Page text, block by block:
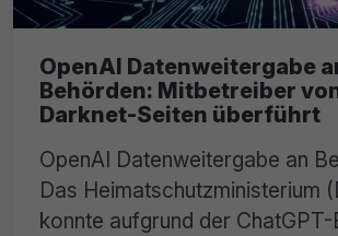
OpenAI Datenweitergabe
Behörden: Mitbetreiber
Darknet-Seiten überführt
OpenAI Datenweitergabe an
Das Heimatschutzministerium
konnte aufgrund der ChatGPT-